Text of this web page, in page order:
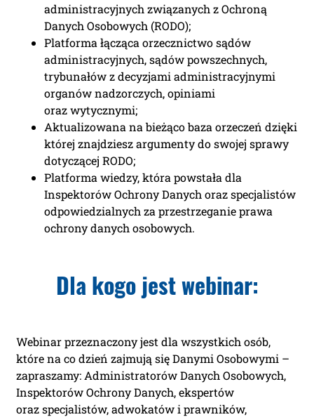
administracyjnych związanych z Ochroną
Danych Osobowych (RODO);
Platforma łącząca orzecznictwo sądów
administracyjnych, sądów powszechnych,
trybunałów z decyzjami administracyjnymi
organów nadzorczych, opiniami
oraz wytycznymi;
Aktualizowana na bieżąco baza orzeczeń dzięki
której znajdziesz argumenty do swojej sprawy
dotyczącej RODO;
Platforma wiedzy, która powstała dla
Inspektorów Ochrony Danych oraz specjalistów
odpowiedzialnych za przestrzeganie prawa
ochrony danych osobowych.
Dla kogo jest webinar:
Webinar przeznaczony jest dla wszystkich osób,
które na co dzień zajmują się Danymi Osobowymi –
zapraszamy: Administratorów Danych Osobowych,
Inspektorów Ochrony Danych, ekspertów
oraz specjalistów, adwokatów i prawników,